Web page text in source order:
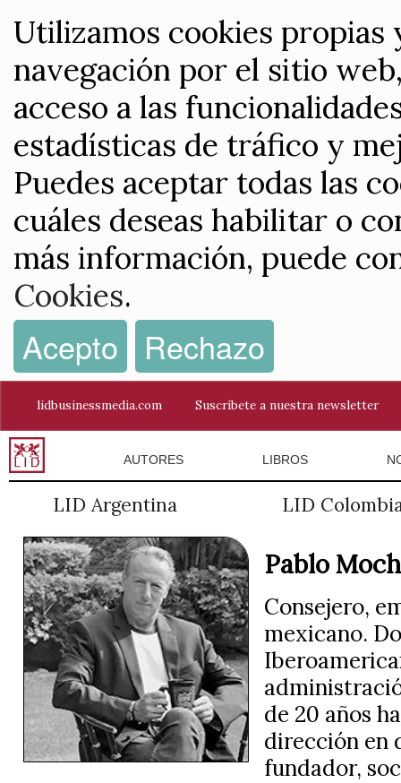
Utilizamos cookies
navegación por el sitio
acceso a las
estadísticas de tráfico y
Puedes aceptar todas las
cuáles deseas habilitar o
más información, puede
Cookies.
Acepto Rechazo
lidbusinessmedia.com Suscríbete a nuestra newsletter
AUTORES LIBROS
LID Argentina LID
Pablo Moch
Consejero,
mexicano.
de 20 años
dirección en
fundador,